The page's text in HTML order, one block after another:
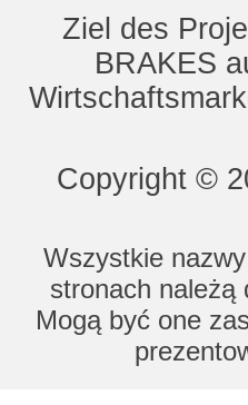
Ziel des
BRAKES
Copyright ©
Wszystkie
stronach należą
Mogą być one